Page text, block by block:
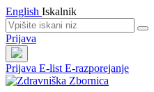
English Iskalnik
Prijava
Prijava E-list E-razporejanje